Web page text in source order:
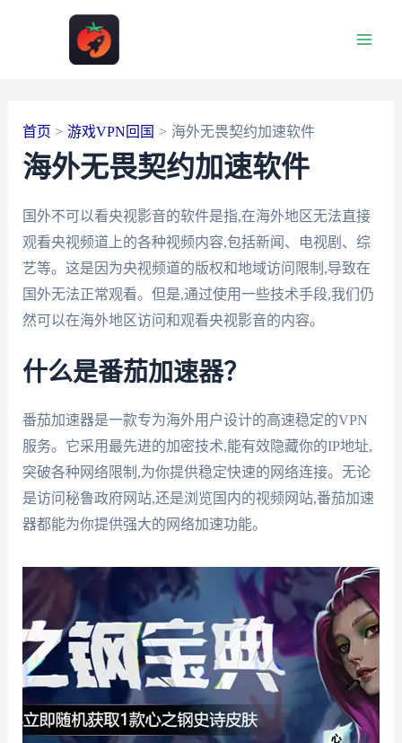
首页 游戏VPN回国 海外无畏契约加速软件
海外无畏契约加速软件
国外不可以看央视影音的软件是指,在海外地区无法直接
观看央视频道上的各种视频内容,包括新闻、电视剧、综
艺等。这是因为央视频道的版权和地域访问限制,导致在
国外无法正常观看。但是,通过使用一些技术手段,我们仍
然可以在海外地区访问和观看央视影音的内容。
什么是番茄加速器？
番茄加速器是一款专为海外用户设计的高速稳定的VPN
服务。它采用最先进的加密技术,能有效隐藏你的IP地址,
突破各种网络限制,为你提供稳定快速的网络连接。无论
是访问秘鲁政府网站,还是浏览国内的视频网站,番茄加速
器都能为你提供强大的网络加速功能。